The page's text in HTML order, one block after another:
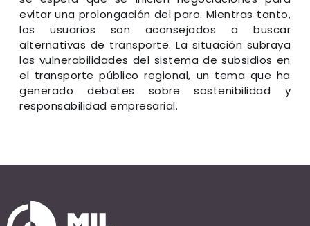
evitar una prolongación del paro. Mientras tanto,
los usuarios son aconsejados a buscar
alternativas de transporte. La situación subraya
las vulnerabilidades del sistema de subsidios en
el transporte público regional, un tema que ha
generado debates sobre sostenibilidad y
responsabilidad empresarial.